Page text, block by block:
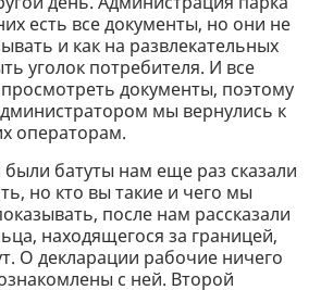
есть все документы, но они не
и как на развлекательных
уголок потребителя. И все
документы, поэтому
мы вернулись к
операторам.
батуты нам еще раз сказали
но кто вы такие и чего мы
после нам рассказали
находящегося за границей,
О декларации рабочие ничего
с ней. Второй